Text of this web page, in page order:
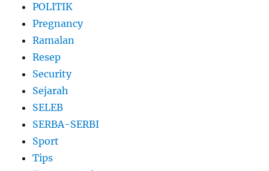
POLITIK
Pregnancy
Ramalan
Resep
Security
Sejarah
SELEB
SERBA-SERBI
Sport
Tips